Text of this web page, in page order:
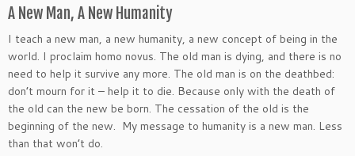
A New Man, A New Humanity
I teach a new man, a new humanity, a new concept of being in the
world. I proclaim homo novus. The old man is dying, and there is no
need to help it survive any more. The old man is on the deathbed:
don’t mourn for it – help it to die. Because only with the death of
the old can the new be born. The cessation of the old is the
beginning of the new. My message to humanity is a new man. Less
than that won’t do.